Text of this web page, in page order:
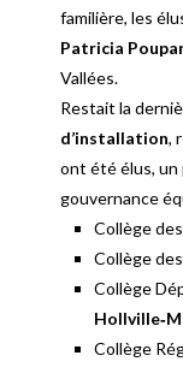
familière, les
Patricia
Vallées.
Restait la
d’installation,
ont été élus, un
gouvernance
Collège
Collège
Collège
Collège